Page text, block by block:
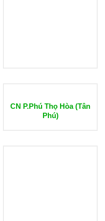
CN P.Phú Thọ Hòa (Tân
Phú)